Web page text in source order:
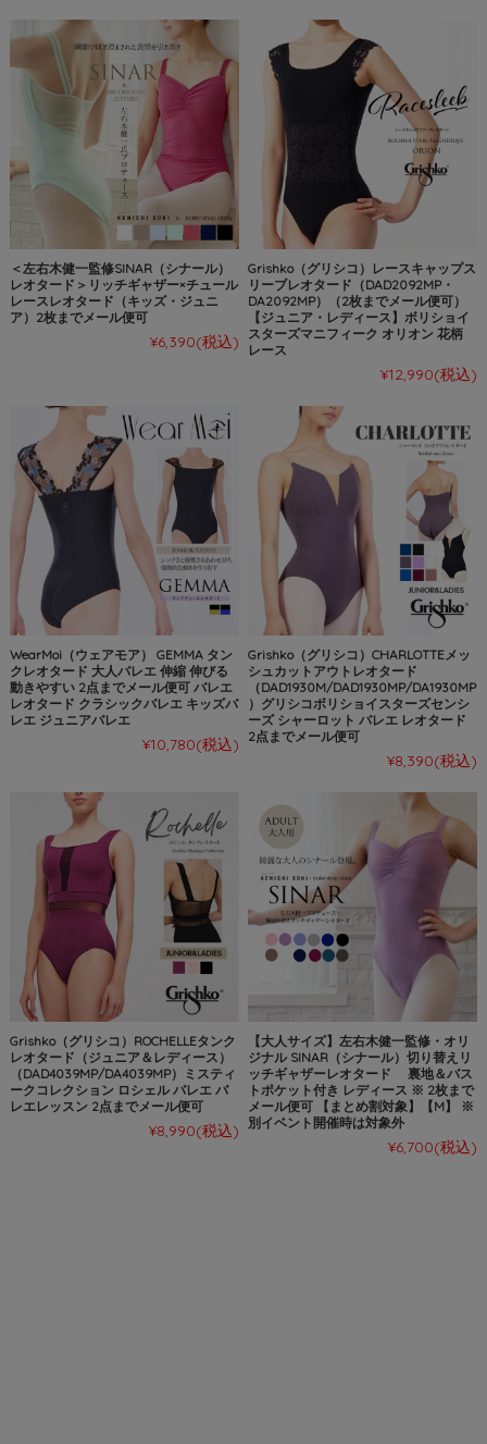
＜左右木健一監修SINAR（シナール）
レオタード＞リッチギャザー×チュール
レースレオタード（キッズ・ジュニ
ア）2枚までメール便可
¥6,390(税込)
Grishko（グリシコ）レースキャップス
リーブレオタード（DAD2092MP・
DA2092MP）（2枚までメール便可）
【ジュニア・レディース】ボリショイ
スターズマニフィーク オリオン 花柄
レース
¥12,990(税込)
WearMoi（ウェアモア） GEMMA タン
クレオタード 大人バレエ 伸縮 伸びる
動きやすい 2点までメール便可 バレエ
レオタード クラシックバレエ キッズバ
レエ ジュニアバレエ
¥10,780(税込)
Grishko（グリシコ）CHARLOTTEメッ
シュカットアウトレオタード
（DAD1930M/DAD1930MP/DA1930MP
）グリシコボリショイスターズセンシ
ーズ シャーロット バレエ レオタード
2点までメール便可
¥8,390(税込)
Grishko（グリシコ）ROCHELLEタンク
レオタード（ジュニア＆レディース）
（DAD4039MP/DA4039MP）ミスティ
ークコレクション ロシェル バレエ バ
レエレッスン 2点までメール便可
¥8,990(税込)
【大人サイズ】左右木健一監修・オリ
ジナル SINAR（シナール）切り替えリ
ッチギャザーレオタード 裏地＆バス
トポケット付き レディース ※ 2枚まで
メール便可 【まとめ割対象】【M】 ※
別イベント開催時は対象外
¥6,700(税込)